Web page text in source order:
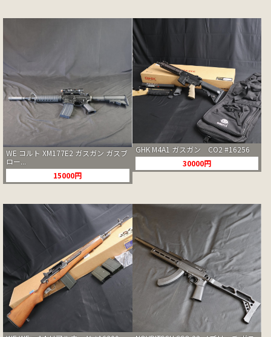
WE コルト XM177E2 ガスガン ガスブ
ロー...
15000円
GHK M4A1 ガスガン CO2 #16256
30000円